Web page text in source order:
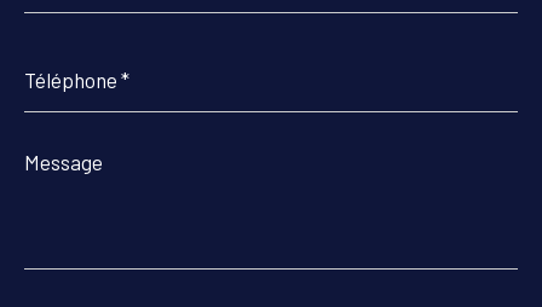
*
Message
*